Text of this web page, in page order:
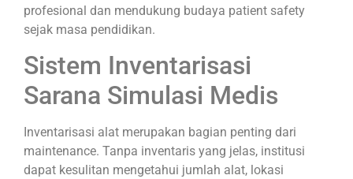
profesional dan mendukung budaya patient safety
sejak masa pendidikan.
Sistem Inventarisasi
Sarana Simulasi Medis
Inventarisasi alat merupakan bagian penting dari
maintenance. Tanpa inventaris yang jelas, institusi
dapat kesulitan mengetahui jumlah alat, lokasi